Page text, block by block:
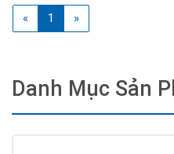
« 1 (current)
»
Danh Mục Sản